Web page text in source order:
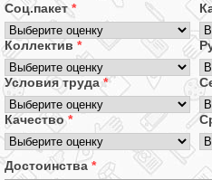
Соц.пакет*
Коллектив *
Условия труда*
Качество*
Достоинства *